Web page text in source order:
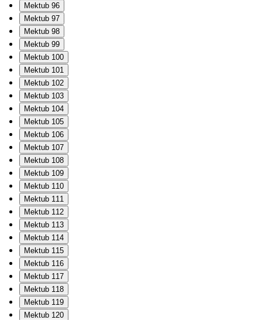
Mektub 96
Mektub 97
Mektub 98
Mektub 99
Mektub 100
Mektub 101
Mektub 102
Mektub 103
Mektub 104
Mektub 105
Mektub 106
Mektub 107
Mektub 108
Mektub 109
Mektub 110
Mektub 111
Mektub 112
Mektub 113
Mektub 114
Mektub 115
Mektub 116
Mektub 117
Mektub 118
Mektub 119
Mektub 120